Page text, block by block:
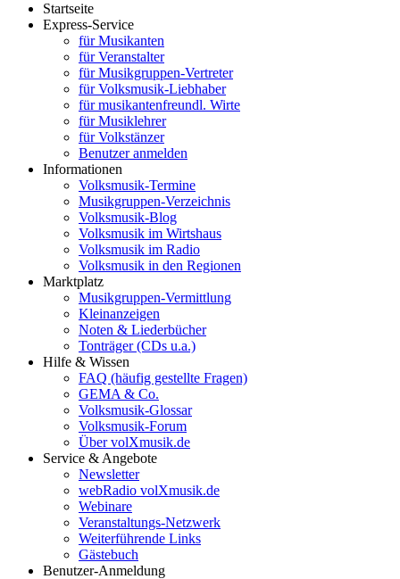
Startseite
Express-Service
für Musikanten
für Veranstalter
für Musikgruppen-Vertreter
für Volksmusik-Liebhaber
für musikantenfreundl. Wirte
für Musiklehrer
für Volkstänzer
Benutzer anmelden
Informationen
Volksmusik-Termine
Musikgruppen-Verzeichnis
Volksmusik-Blog
Volksmusik im Wirtshaus
Volksmusik im Radio
Volksmusik in den Regionen
Marktplatz
Musikgruppen-Vermittlung
Kleinanzeigen
Noten & Liederbücher
Tonträger (CDs u.a.)
Hilfe & Wissen
FAQ (häufig gestellte Fragen)
GEMA & Co.
Volksmusik-Glossar
Volksmusik-Forum
Über volXmusik.de
Service & Angebote
Newsletter
webRadio volXmusik.de
Webinare
Veranstaltungs-Netzwerk
Weiterführende Links
Gästebuch
Benutzer-Anmeldung